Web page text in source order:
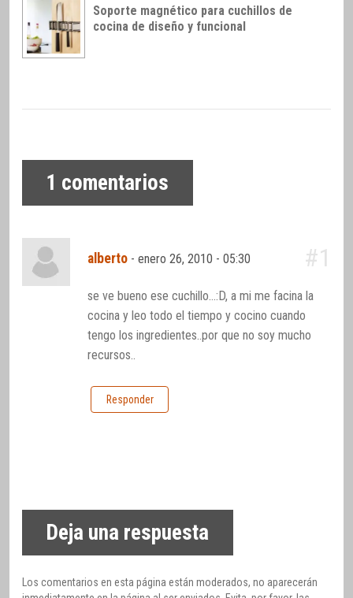
Soporte magnético para cuchillos de
cocina de diseño y funcional
1 comentarios
alberto -enero 26, 2010 - 05:30 #1
se ve bueno ese cuchillo…:D, a mi me facina la
cocina y leo todo el tiempo y cocino cuando
tengo los ingredientes..por que no soy mucho
recursos..
Responder
Deja una respuesta
Los comentarios en esta página están moderados, no aparecerán